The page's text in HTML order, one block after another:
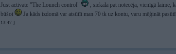
Just activate "The Lounch control"
, siekala pat notecēja, vienīgā laime,
būšot
Ja kāds izdomā var atsūtīt man 70 tk uz kontu, varu mēģināt
13:47 ]